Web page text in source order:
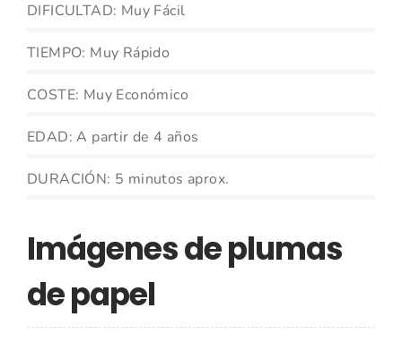
DIFICULTAD: Muy Fácil
TIEMPO: Muy Rápido
COSTE: Muy Económico
EDAD: A partir de 4 años
DURACIÓN: 5 minutos aprox.
Imágenes de plumas
de papel